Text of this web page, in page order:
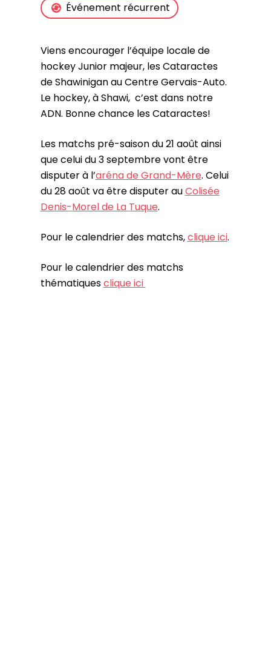
Événement récurrent
Viens encourager l’équipe locale de
hockey Junior majeur, les Cataractes
de Shawinigan au Centre Gervais-Auto.
Le hockey, à Shawi, c’est dans notre
ADN. Bonne chance les Cataractes!
Les matchs pré-saison du 21 août ainsi
que celui du 3 septembre vont être
disputer à l’aréna de Grand-Mère. Celui
du 28 août va être disputer auColisée
Denis-Morel de La Tuque.
Pour le calendrier des matchs,clique ici.
Pour le calendrier des matchs
thématiquesclique ici